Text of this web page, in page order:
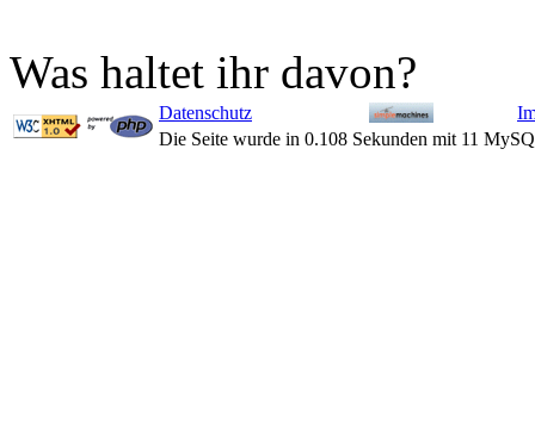
Was haltet ihr davon?
Datenschutz
Die Seite wurde in 0.108 Sekunden mit 11